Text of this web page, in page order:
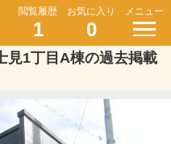
閲覧履歴
1
お気に入り
0
メニュー
見1丁目A棟の過去掲載